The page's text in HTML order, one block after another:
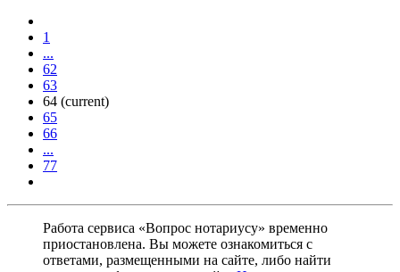
1
...
62
63
64 (current)
65
66
...
77
Работа сервиса «Вопрос нотариусу» временно
приостановлена. Вы можете ознакомиться с
ответами, размещенными на сайте, либо найти